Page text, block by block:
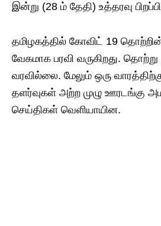
இன்று (28 ம் தேதி) உத்தரவு
தமிழகத்தில் கோவிட் 19
வேகமாக பரவி வருகிறது.
வரவில்லை. மேலும் ஒரு
தளர்வுகள் அற்ற முழு ஊரடங்கு
செய்திகள் வெளியாயின.